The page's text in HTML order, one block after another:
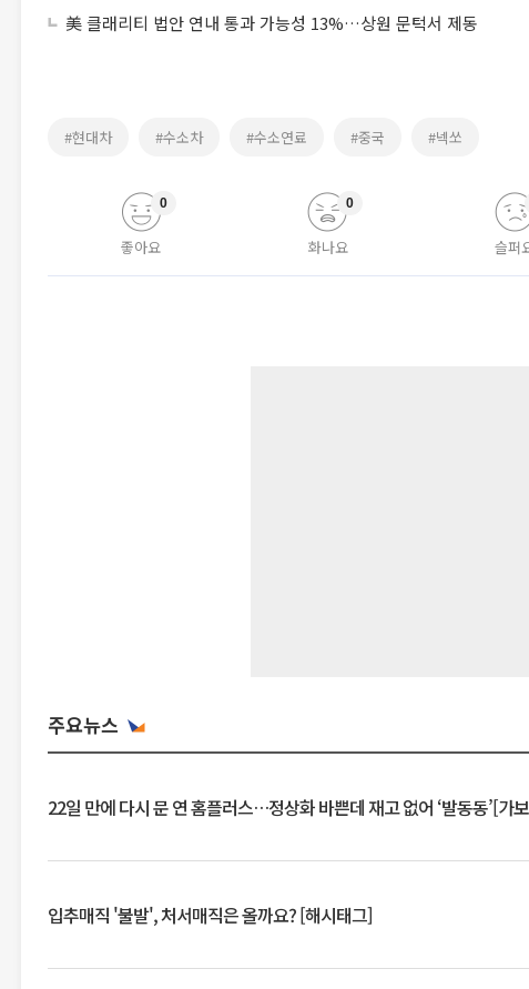
美 클래리티 법안 연내 통과 가능성 13%…상원 문턱서 제동
#현대차 #수소차 #수소연료 #중국 #넥쏘
좋아요
0
화나요
0
슬퍼
주요뉴스
22일 만에 다시 문 연 홈플러스…정상화 바쁜데 재고 없어 ‘발동동’[가
입추매직 '불발', 처서매직은 올까요? [해시태그]